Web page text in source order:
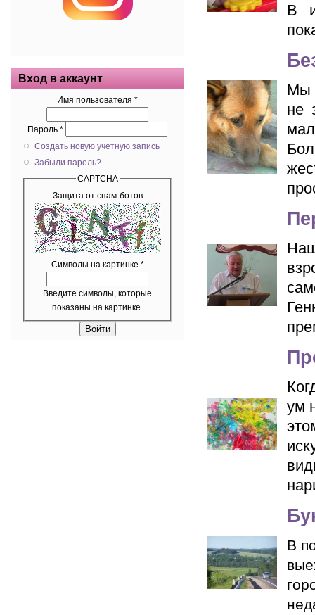
Вход в аккаунт
Имя пользователя *
Пароль *
Создать новую учетную запись
Забыли пароль?
CAPTCHA
Защита от спам-ботов
Символы на картинке *
Введите символы, которые
показаны на картинке.
В
Мы
не
ум
В